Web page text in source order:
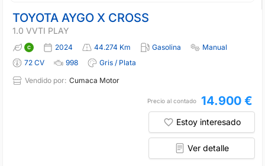
TOYOTA AYGO X CROSS
1.0 VVTI PLAY
2024 44.274 Km Gasolina
Manual
72 CV
998
Gris / Plata
Vendido por: Cumaca Motor
Precio al contado 14.900 €
Estoy interesado
Ver detalle